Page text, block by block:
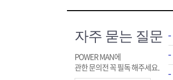
자주 묻는 질문
POWER MAN에
관한 문의전 꼭 필독 해주세요.